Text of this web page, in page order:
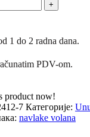
1 do 2 radna dana.
PDV-om.
product now!
7 Категорије:
navlake volana